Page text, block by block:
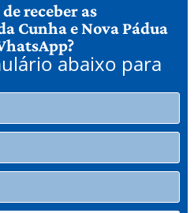
receber as
Cunha e Nova Pádua
abaixo para